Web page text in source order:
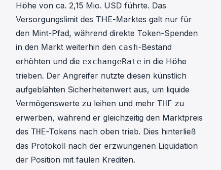
Höhe von ca. 2,15 Mio. USD führte. Das
Versorgungslimit des THE-Marktes galt nur für
den Mint-Pfad, während direkte Token-Spenden
in den Markt weiterhin den cash-Bestand
erhöhten und die exchangeRate in die Höhe
trieben. Der Angreifer nutzte diesen künstlich
aufgeblähten Sicherheitenwert aus, um liquide
Vermögenswerte zu leihen und mehr THE zu
erwerben, während er gleichzeitig den Marktpreis
des THE-Tokens nach oben trieb. Dies hinterließ
das Protokoll nach der erzwungenen Liquidation
der Position mit faulen Krediten.